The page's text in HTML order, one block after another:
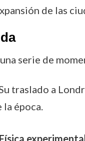
de las
serie de
traslado a
la época.